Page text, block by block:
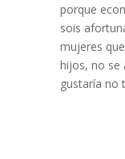
porque
sois
mujeres
hijos, no se
gustaría no